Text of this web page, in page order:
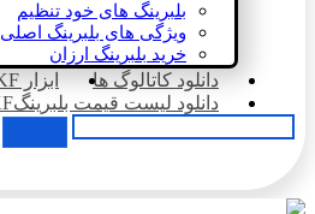
بلبرینگ های خود تنظیم
ویژگی های بلبرینگ اصلی
خرید بلبرینگ ارزان
دانلود کاتالوگ ها
ابزار SKF
دانلود لیست قیمت بلبرینگSKF